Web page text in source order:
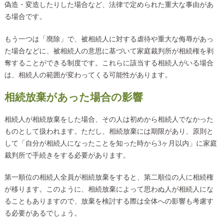
偽造・変造したりした場合など、法律で定められた重大な事由があ
る場合です。
もう一つは「廃除」で、被相続人に対する虐待や重大な侮辱があっ
た場合などに、被相続人の意思に基づいて家庭裁判所が相続権を剥
奪することができる制度です。これらに該当する相続人がいる場合
は、相続人の範囲が変わってくる可能性があります。
相続放棄があった場合の影響
相続人が相続放棄をした場合、その人は初めから相続人でなかった
ものとして扱われます。ただし、相続放棄には期限があり、原則と
して「自分が相続人になったことを知った時から3ヶ月以内」に家庭
裁判所で手続きをする必要があります。
第一順位の相続人全員が相続放棄をすると、第二順位の人に相続権
が移ります。このように、相続放棄によって思わぬ人が相続人にな
ることもありますので、放棄を検討する際は全体への影響も考慮す
る必要があるでしょう。